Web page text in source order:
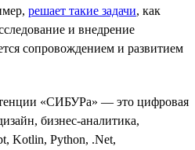
решает такие задачи, как
и внедрение
сопровождением и развитием
«СИБУРа» — это цифровая
бизнес-аналитика,
Kotlin, Python, .Net,